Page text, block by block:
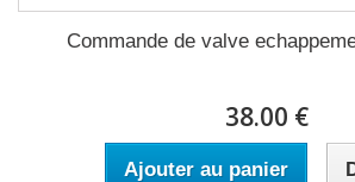
Commande de valve
38.00 €
Ajouter au panier